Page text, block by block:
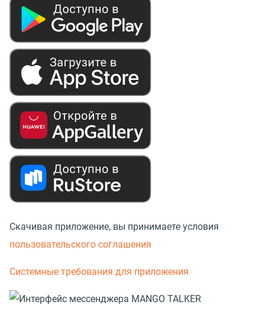
Скачивая приложение, вы принимаете условия
пользовательского соглашения
Системные требования для приложения